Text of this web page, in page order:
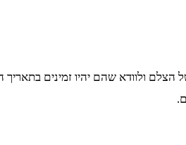
ולוודא שהם יהיו זמינים